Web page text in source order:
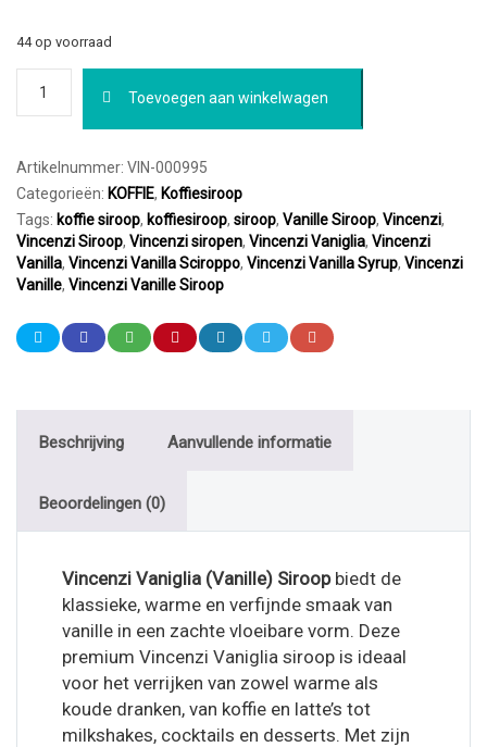
44 op voorraad
Vaniglia
(Vanille)
700ml
aantal
Toevoegen aan winkelwagen
Artikelnummer: VIN-000995
Categorieën: KOFFIE, Koffiesiroop
Tags: koffie siroop, koffiesiroop, siroop, Vanille Siroop, Vincenzi,
Vincenzi Siroop, Vincenzi siropen, Vincenzi Vaniglia, Vincenzi
Vanilla, Vincenzi Vanilla Sciroppo, Vincenzi Vanilla Syrup, Vincenzi
Vanille, Vincenzi Vanille Siroop
Beschrijving Aanvullende informatie
Beoordelingen (0)
Vincenzi Vaniglia (Vanille) Siroopbiedt de
klassieke, warme en verfijnde smaak van
vanille in een zachte vloeibare vorm. Deze
premium Vincenzi Vaniglia siroop is ideaal
voor het verrijken van zowel warme als
koude dranken, van koffie en latte’s tot
milkshakes, cocktails en desserts. Met zijn